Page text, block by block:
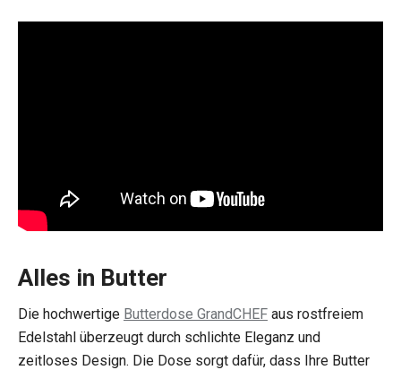
Alles in Butter
Die hochwertige Butterdose GrandCHEF aus rostfreiem
Edelstahl überzeugt durch schlichte Eleganz und
zeitloses Design. Die Dose sorgt dafür, dass Ihre Butter